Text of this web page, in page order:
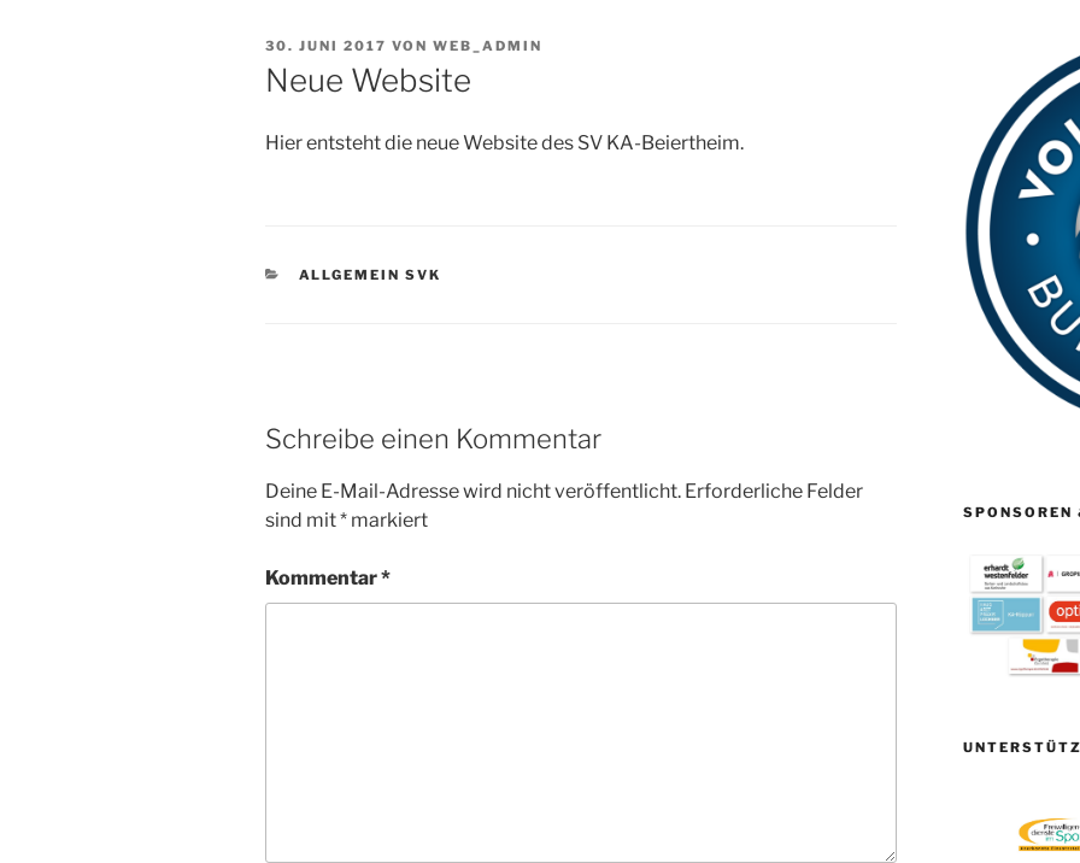
VERÖFFENTLICHT
AM
30. JUNI 2017 VON WEB_ADMIN
Neue Website
Hier entsteht die neue Website des SV KA-Beiertheim.
KATEGORIEN
ALLGEMEIN SVK
Schreibe einen Kommentar
Deine E-Mail-Adresse wird nicht veröffentlicht. Erforderliche Felder
sind mit* markiert
Kommentar*